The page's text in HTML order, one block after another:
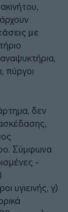
με
πύργοι
δεν
Σύμφωνα
-
υγιεινής, γ)